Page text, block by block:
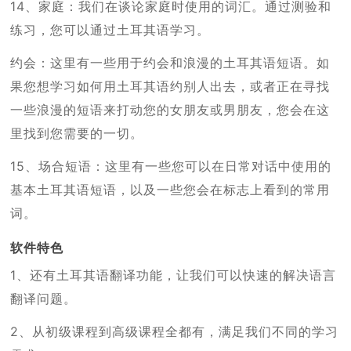
14、家庭：我们在谈论家庭时使用的词汇。通过测验和
练习，您可以通过土耳其语学习。
约会：这里有一些用于约会和浪漫的土耳其语短语。如
果您想学习如何用土耳其语约别人出去，或者正在寻找
一些浪漫的短语来打动您的女朋友或男朋友，您会在这
里找到您需要的一切。
15、场合短语：这里有一些您可以在日常对话中使用的
基本土耳其语短语，以及一些您会在标志上看到的常用
词。
软件特色
1、还有土耳其语翻译功能，让我们可以快速的解决语言
翻译问题。
2、从初级课程到高级课程全都有，满足我们不同的学习